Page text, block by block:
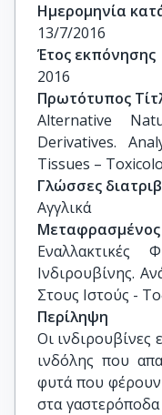
Ημερομηνία
13/7/2016
Έτος εκπόνησης
2016
Πρωτότυπος
Alternative
Derivatives.
Tissues –
Γλώσσες
Αγγλικά
Μεταφρασμένος
Εναλλακτικές
Ινδιρουβίνης.
Στους Ιστούς -
Περίληψη
Οι ινδιρουβίνες
ινδόλης που
φυτά που
στα